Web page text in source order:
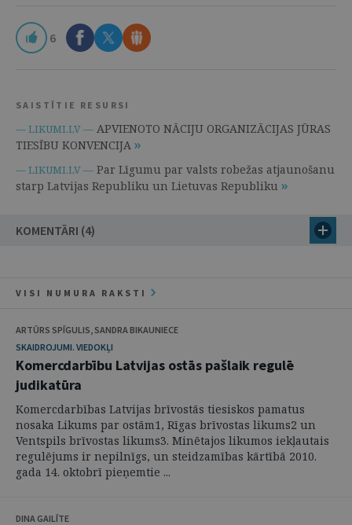
6
SAISTĪTIE RESURSI
— LIKUMI.LV — APVIENOTO NĀCIJU ORGANIZĀCIJAS JŪRAS
TIESĪBU KONVENCIJA
— LIKUMI.LV — Par Līgumu par valsts robežas atjaunošanu
starp Latvijas Republiku un Lietuvas Republiku
KOMENTĀRI (4)
VISI NUMURA RAKSTI
ARTŪRS SPĪGULIS, SANDRA BIKAUNIECE
SKAIDROJUMI. VIEDOKĻI
Komercdarbību Latvijas ostās pašlaik regulē
judikatūra
Komercdarbības Latvijas brīvostās tiesiskos pamatus
nosaka Likums par ostām1, Rīgas brīvostas likums2 un
Ventspils brīvostas likums3. Minētajos likumos iekļautais
regulējums ir nepilnīgs, un steidzamības kārtībā 2010.
gada 14. oktobrī pieņemtie ...
DINA GAILĪTE